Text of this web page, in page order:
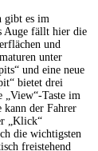
gibt es im
Auge fällt hier die
und
unter
und eine neue
bietet drei
„View“-Taste im
der Fahrer
„Klick“
die wichtigsten
freistehend